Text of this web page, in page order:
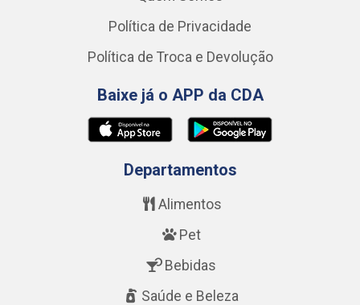
Política de Privacidade
Política de Troca e Devolução
Baixe já o APP da CDA
Departamentos
Alimentos
Pet
Bebidas
Saúde e Beleza